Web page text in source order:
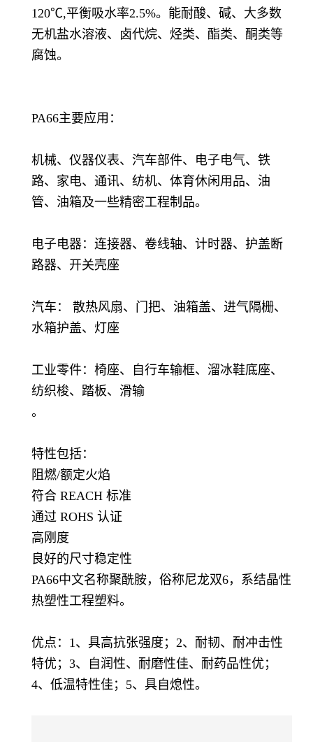
120℃,平衡吸水率2.5%。能耐酸、碱、大多数
无机盐水溶液、卤代烷、烃类、酯类、酮类等
腐蚀。
PA66主要应用：
机械、仪器仪表、汽车部件、电子电气、铁
路、家电、通讯、纺机、体育休闲用品、油
管、油箱及一些精密工程制品。
电子电器：连接器、卷线轴、计时器、护盖断
路器、开关壳座
汽车： 散热风扇、门把、油箱盖、进气隔栅、
水箱护盖、灯座
工业零件：椅座、自行车输框、溜冰鞋底座、
纺织梭、踏板、滑输
。
特性包括：
阻燃/额定火焰
符合 REACH 标准
通过 ROHS 认证
高刚度
良好的尺寸稳定性
PA66中文名称聚酰胺，俗称尼龙双6，系结晶性
热塑性工程塑料。
优点：1、具高抗张强度；2、耐韧、耐冲击性
特优；3、自润性、耐磨性佳、耐药品性优；
4、低温特性佳；5、具自熄性。